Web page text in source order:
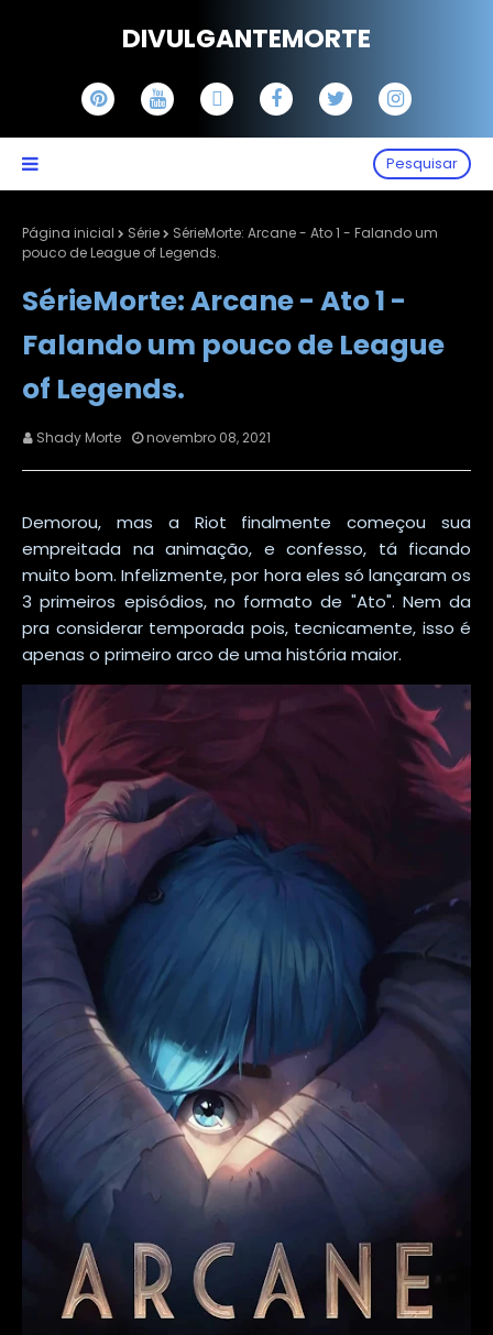
DIVULGANTEMORTE
Pesquisar
Página inicial Série
SérieMorte: Arcane - Ato 1 - Falando um
pouco de League of Legends.
SérieMorte: Arcane - Ato 1 -
Falando um pouco de League
of Legends.
Shady Morte novembro 08, 2021
Demorou, mas a Riot finalmente começou sua
empreitada na animação, e confesso, tá ficando
muito bom. Infelizmente, por hora eles só lançaram os
3 primeiros episódios, no formato de "Ato". Nem da
pra considerar temporada pois, tecnicamente, isso é
apenas o primeiro arco de uma história maior.